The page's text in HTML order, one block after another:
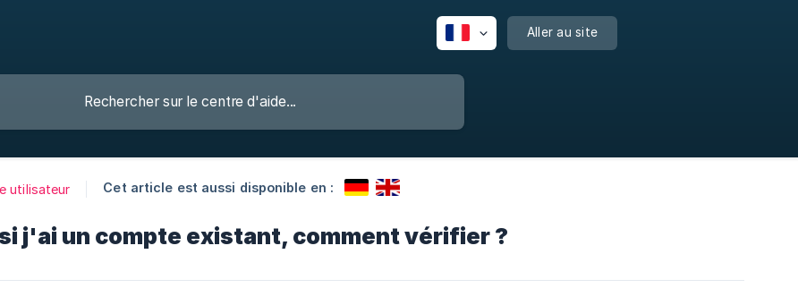
Aller au site
utilisateur Cet article est aussi disponible en :
j'ai un compte existant, comment vérifier ?